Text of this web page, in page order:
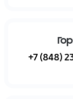
+7 (848)